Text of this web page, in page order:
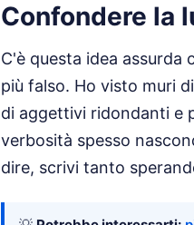
Confondere la
C'è questa idea assurda
più falso. Ho visto muri
di aggettivi ridondanti e
verbosità spesso
dire, scrivi tanto